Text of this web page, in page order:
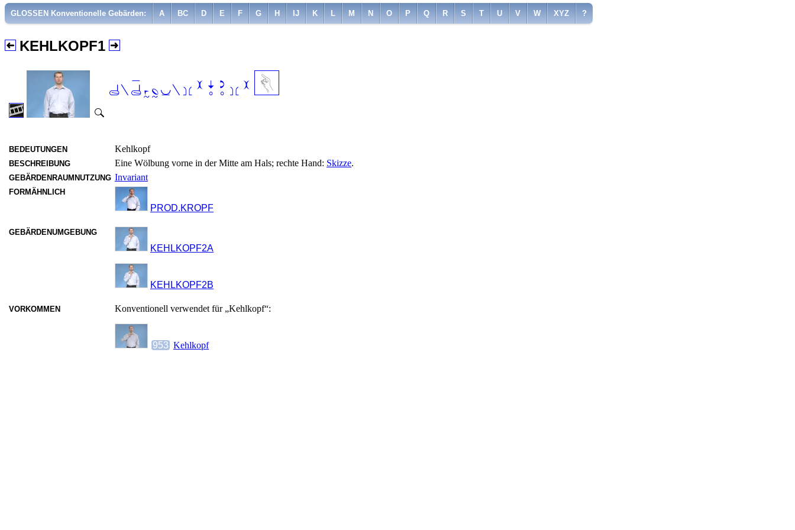
GLOSSEN Konventionelle Gebärden: A BC D E F G H IJ K L M N O P Q R S T U V W XYZ ?
KEHLKOPF1

BEDEUTUNGEN Kehlkopf
BESCHREIBUNG Eine Wölbung vorne in der Mitte am Hals; rechte Hand: Skizze.
GEBÄRDENRAUMNUTZUNG Invariant
FORMÄHNLICH
PROD.KROPF
GEBÄRDENUMGEBUNG
KEHLKOPF2A
KEHLKOPF2B
VORKOMMEN Konventionell verwendet für „Kehlkopf“:
953 Kehlkopf